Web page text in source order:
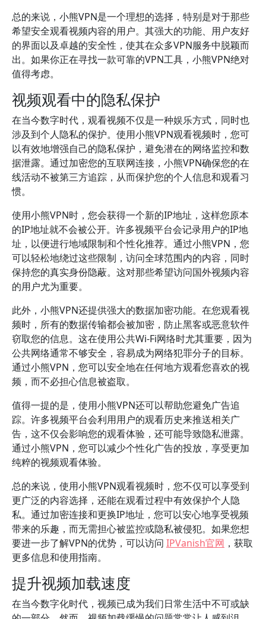
总的来说，小熊VPN是一个理想的选择，特别是对于那些
希望安全观看视频内容的用户。其强大的功能、用户友好
的界面以及卓越的安全性，使其在众多VPN服务中脱颖而
出。如果你正在寻找一款可靠的VPN工具，小熊VPN绝对
值得考虑。
视频观看中的隐私保护
在当今数字时代，观看视频不仅是一种娱乐方式，同时也
涉及到个人隐私的保护。使用小熊VPN观看视频时，您可
以有效地增强自己的隐私保护，避免潜在的网络监控和数
据泄露。通过加密您的互联网连接，小熊VPN确保您的在
线活动不被第三方追踪，从而保护您的个人信息和观看习
惯。
使用小熊VPN时，您会获得一个新的IP地址，这样您原本
的IP地址就不会被公开。许多视频平台会记录用户的IP地
址，以便进行地域限制和个性化推荐。通过小熊VPN，您
可以轻松地绕过这些限制，访问全球范围内的内容，同时
保持您的真实身份隐蔽。这对那些希望访问国外视频内容
的用户尤为重要。
此外，小熊VPN还提供强大的数据加密功能。在您观看视
频时，所有的数据传输都会被加密，防止黑客或恶意软件
窃取您的信息。这在使用公共Wi-Fi网络时尤其重要，因为
公共网络通常不够安全，容易成为网络犯罪分子的目标。
通过小熊VPN，您可以安全地在任何地方观看您喜欢的视
频，而不必担心信息被盗取。
值得一提的是，使用小熊VPN还可以帮助您避免广告追
踪。许多视频平台会利用用户的观看历史来推送相关广
告，这不仅会影响您的观看体验，还可能导致隐私泄露。
通过小熊VPN，您可以减少个性化广告的投放，享受更加
纯粹的视频观看体验。
总的来说，使用小熊VPN观看视频时，您不仅可以享受到
更广泛的内容选择，还能在观看过程中有效保护个人隐
私。通过加密连接和更换IP地址，您可以安心地享受视频
带来的乐趣，而无需担心被监控或隐私被侵犯。如果您想
要进一步了解VPN的优势，可以访问 IPVanish官网 ，获取
更多信息和使用指南。
提升视频加载速度
在当今数字化时代，视频已成为我们日常生活中不可或缺